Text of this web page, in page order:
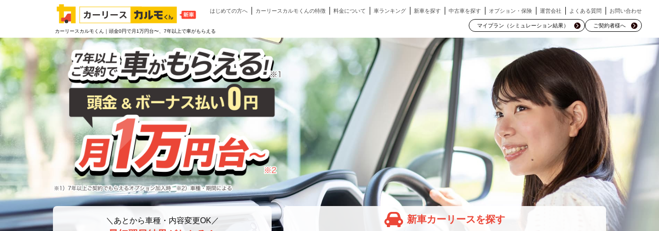
はじめての方へ カーリースカルモくんの特徴 料金について 車ランキング 新車を探す 中古車を探す オプション・保険 運営会社 よくある質問 お問い合わせ
マイプラン（シミュレーション結果） ご契約者様へ
カーリースカルモくん｜頭金0円で月1万円台〜、7年以上で車がもらえる
＼あとから車種・内容変更OK／ 新車カーリースを探す